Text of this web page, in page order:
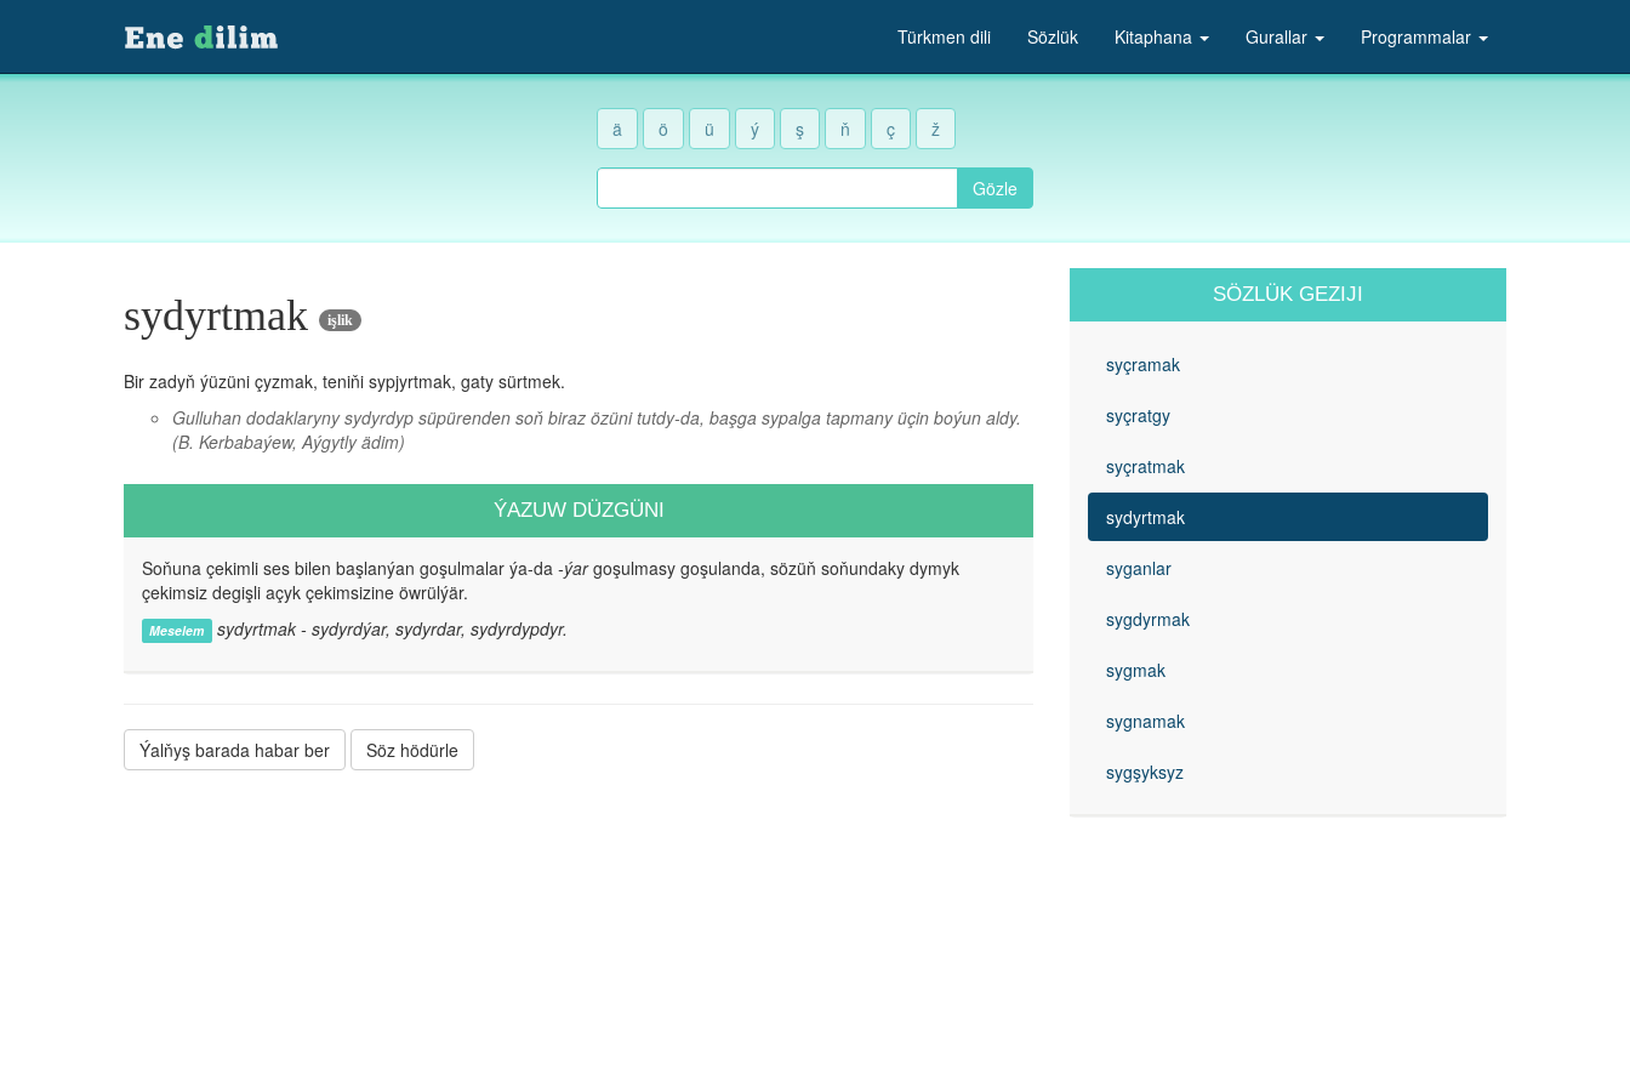
Türkmen dili Sözlük Kitaphana Gurallar Programmalar
ä ö ü ý ş ň ç ž
Gözle
sydyrtmak işlik
Bir zadyň ýüzüni çyzmak, teniňi sypjyrtmak, gaty sürtmek.
Gulluhan dodaklaryny sydyrdyp süpürenden soň biraz özüni tutdy-da, başga sypalga tapmany üçin boýun aldy.
(B. Kerbabaýew, Aýgytly ädim)
ÝAZUW DÜZGÜNI
Soňuna çekimli ses bilen başlanýan goşulmalar ýa-da -ýargoşulmasy goşulanda, sözüň soňundaky dymyk
çekimsiz degişli açyk çekimsizine öwrülýär.
Meselem sydyrtmak - sydyrdýar, sydyrdar, sydyrdypdyr.
Ýalňyş barada habar ber Söz hödürle
SÖZLÜK GEZIJI
syçramak
syçratgy
syçratmak
sydyrtmak
syganlar
sygdyrmak
sygmak
sygnamak
sygşyksyz